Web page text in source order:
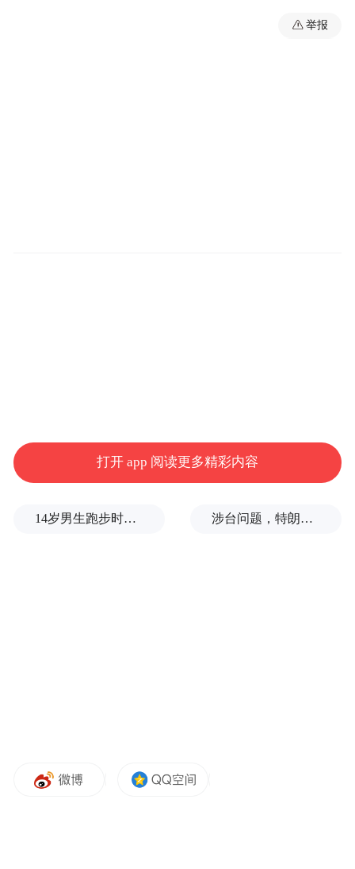
举报
打开 app 阅读更多精彩内容
14岁男生跑步时心脏骤停，后被鉴定为“器质性痴呆”，家属质疑校方失责 涉台问题，特朗普的教训还没吃够